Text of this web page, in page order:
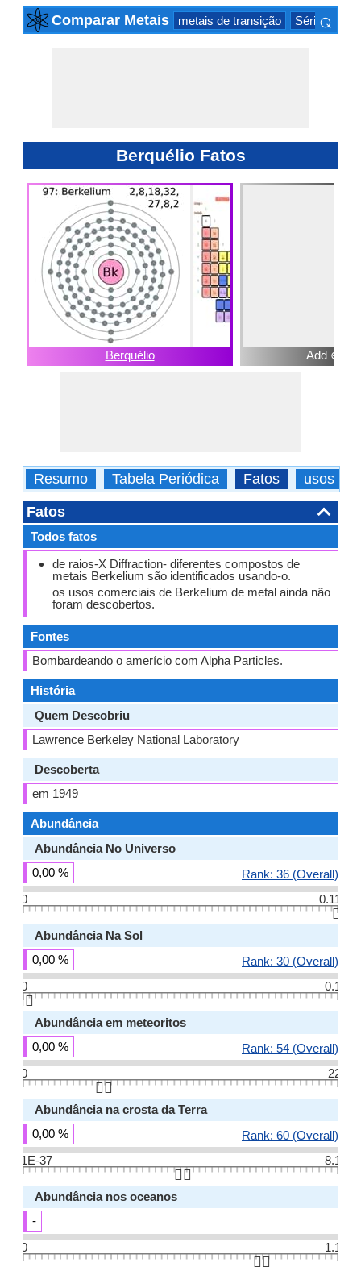
Comparar Metais metais de transição Série⌕
Berquélio Fatos
Berquélio Add ⊕
Resumo Tabela Periódica Fatos usos
Fatos
Todos fatos
de raios-X Diffraction- diferentes compostos de
metais Berkelium são identificados usando-o.
os usos comerciais de Berkelium de metal ainda não
foram descobertos.
Fontes
Bombardeando o amerício com Alpha Particles.
História
Quem Descobriu
Lawrence Berkeley National Laboratory
Descoberta
em 1949
Abundância
Abundância No Universo
0,00 %
Rank: 36 (Overall)
0
0.11
👆🏻
Abundância Na Sol
0,00 %
Rank: 30 (Overall)
0
0.1
👆🏻
Abundância em meteoritos
0,00 %
Rank: 54 (Overall)
0
22
👆🏻
Abundância na crosta da Terra
0,00 %
Rank: 60 (Overall)
1E-37
8.1
👆🏻
Abundância nos oceanos
-
0
1.1
👆🏻